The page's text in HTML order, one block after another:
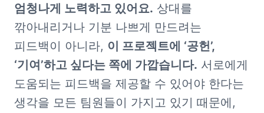
엄청나게 노력하고 있어요. 상대를
깎아내리거나 기분 나쁘게 만드려는
피드백이 아니라, 이 프로젝트에 ‘공헌’,
‘기여’하고 싶다는 쪽에 가깝습니다. 서로에게
도움되는 피드백을 제공할 수 있어야 한다는
생각을 모든 팀원들이 가지고 있기 때문에,